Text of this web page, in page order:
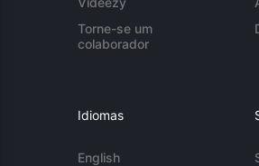
Torne-se um
colaborador
Idiomas
English